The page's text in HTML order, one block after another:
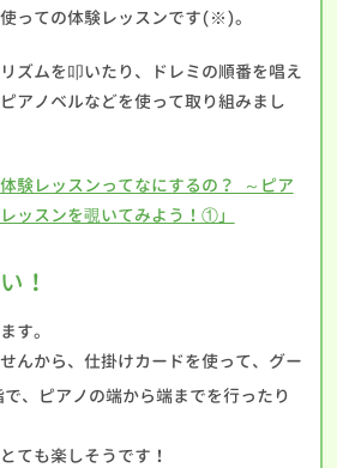
っての体験レッスンです(※)。
ズムを叩いたり、ドレミの順番を唱え
アノベルなどを使って取り組みまし
体験レッスンってなにするの？ ～ピア
ッスンを覗いてみよう！①」
！
す。
んから、仕掛けカードを使って、グー
で、ピアノの端から端までを行ったり
ても楽しそうです！